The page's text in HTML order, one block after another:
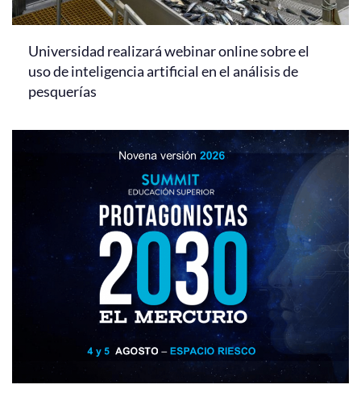
Universidad realizará webinar online sobre el
uso de inteligencia artificial en el análisis de
pesquerías